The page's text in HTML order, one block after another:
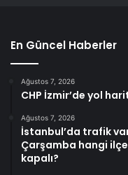
En Güncel Haberler
Ağustos 7, 2026
CHP İzmir’de yol
Ağustos 7, 2026
İstanbul’da trafik var
Çarşamba hangi
kapalı?